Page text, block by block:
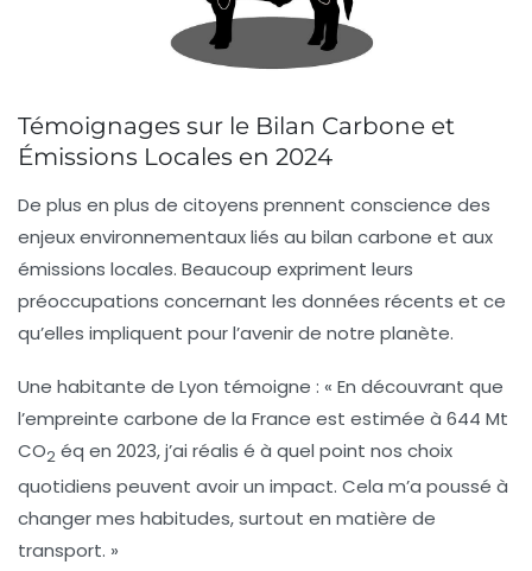
Témoignages sur le Bilan Carbone et
Émissions Locales en 2024
De plus en plus de citoyens prennent conscience des
enjeux environnementaux liés au bilan carbone et aux
émissions locales. Beaucoup expriment leurs
préoccupations concernant les données récents et ce
qu’elles impliquent pour l’avenir de notre planète.
Une habitante de Lyon témoigne : « En découvrant que
l’empreinte carbone de la France est estimée à 644 Mt
CO2 éq en 2023, j’ai réalis é à quel point nos choix
quotidiens peuvent avoir un impact. Cela m’a poussé à
changer mes habitudes, surtout en matière de
transport. »